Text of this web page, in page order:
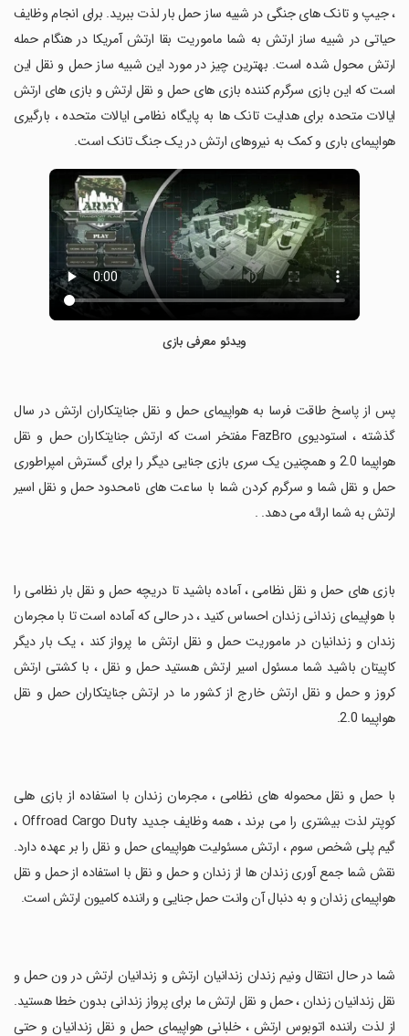
، جیپ و تانک های جنگی در شبیه ساز حمل بار لذت ببرید. برای انجام وظایف
حیاتی در شبیه ساز ارتش به شما ماموریت بقا ارتش آمریکا در هنگام حمله
ارتش محول شده است. بهترین چیز در مورد این شبیه ساز حمل و نقل این
است که این بازی سرگرم کننده بازی های حمل و نقل ارتش و بازی های ارتش
ایالات متحده برای هدایت تانک ها به پایگاه نظامی ایالات متحده ، بارگیری
هواپیمای باری و کمک به نیروهای ارتش در یک جنگ تانک است.
ویدئو معرفی بازی
‏پس از پاسخ طاقت فرسا به هواپیمای حمل و نقل جنایتکاران ارتش در سال
گذشته ، استودیوی FazBro مفتخر است که ارتش جنایتکاران حمل و نقل
هواپیما 2.0 و همچنین یک سری بازی جنایی دیگر را برای گسترش امپراطوری
حمل و نقل شما و سرگرم کردن شما با ساعت های نامحدود حمل و نقل اسیر
ارتش به شما ارائه می دهد. .
‏بازی های حمل و نقل نظامی ، آماده باشید تا دریچه حمل و نقل بار نظامی را
با هواپیمای زندانی زندان احساس کنید ، در حالی که آماده است تا با مجرمان
زندان و زندانیان در ماموریت حمل و نقل ارتش ما پرواز کند ، یک بار دیگر
کاپیتان باشید شما مسئول اسیر ارتش هستید حمل و نقل ، با کشتی ارتش
کروز و حمل و نقل ارتش خارج از کشور ما در ارتش جنایتکاران حمل و نقل
هواپیما 2.0.
‏با حمل و نقل محموله های نظامی ، مجرمان زندان با استفاده از بازی هلی
کوپتر لذت بیشتری را می برند ، همه وظایف جدید Offroad Cargo Duty ،
گیم پلی شخص سوم ، ارتش مسئولیت هواپیمای حمل و نقل را بر عهده دارد.
نقش شما جمع آوری زندان ها از زندان و حمل و نقل با استفاده از حمل و نقل
هواپیمای زندان و به دنبال آن وانت حمل جنایی و راننده کامیون ارتش است.
‏شما در حال انتقال ونیم زندان زندانیان ارتش و زندانیان ارتش در ون حمل و
نقل زندانیان زندان ، حمل و نقل ارتش ما برای پرواز زندانی بدون خطا هستید.
از لذت راننده اتوبوس ارتش ، خلبانی هواپیمای حمل و نقل زندانیان و حتی